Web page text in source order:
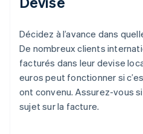
Décidez à l’avance dans
De nombreux clients
facturés dans leur devise
euros peut fonctionner si
ont convenu. Assurez-vous
sujet sur la facture.